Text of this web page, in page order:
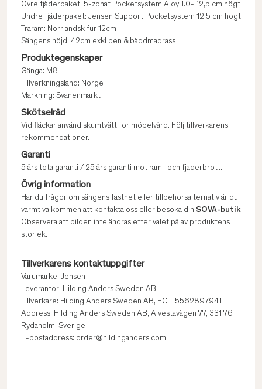
Övre fjäderpaket: 5-zonat Pocketsystem Aloy 1.0- 12,5 cm högt
Undre fjäderpaket: Jensen Support Pocketsystem 12,5 cm högt
Träram: Norrländsk fur 12cm
Sängens höjd: 42cm exkl ben & bäddmadrass
Produktegenskaper
Gänga: M8
Tillverkningsland: Norge
Märkning: Svanenmärkt
Skötselråd
Vid fläckar använd skumtvätt för möbelvård. Följ tillverkarens
rekommendationer.
Garanti
5 års totalgaranti / 25 års garanti mot ram- och fjäderbrott.
Övrig information
Har du frågor om sängens fasthet eller tillbehörsalternativ är du
varmt välkommen att kontakta oss eller besöka din SOVA-butik
Observera att bilden inte ändras efter valet på av produktens
storlek.
Tillverkarens kontaktuppgifter
Varumärke: Jensen
Leverantör: Hilding Anders Sweden AB
Tillverkare: Hilding Anders Sweden AB, ECIT 5562897941
Address: Hilding Anders Sweden AB, Alvestavägen 77, 331 76
Rydaholm, Sverige
E-postaddress: order@hildinganders.com